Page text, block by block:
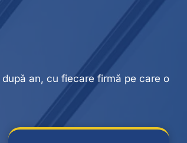
an, cu fiecare firmă pe care o